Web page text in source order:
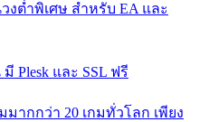
วงต่ำพิเศษ สำหรับ EA และ
Plesk และ SSL ฟรี
มากกว่า 20 เกมทั่วโลก เพียง